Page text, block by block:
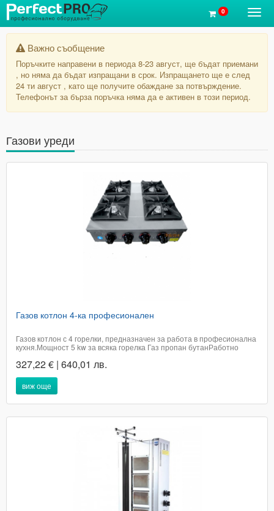
0
Важно съобщение
Поръчките направени в периода 8-23 август, ще бъдат приемани
, но няма да бъдат изпращани в срок. Изпращането ще е след
24 ти август , като ще получите обаждане за потвърждение.
Телефонът за бърза поръчка няма да е активен в този период.
Газови уреди
Газов котлон 4-ка професионален
Газов котлон с 4 горелки, предназначен за работа в професионална
кухня.Мощност 5 kw за всяка горелка Газ пропан бутанРаботно
смЗащита от изтичане на газНеръждаем корпусЧугенени поставки с
размер 24 х 24...
327,22 € | 640,01 лв.
виж още